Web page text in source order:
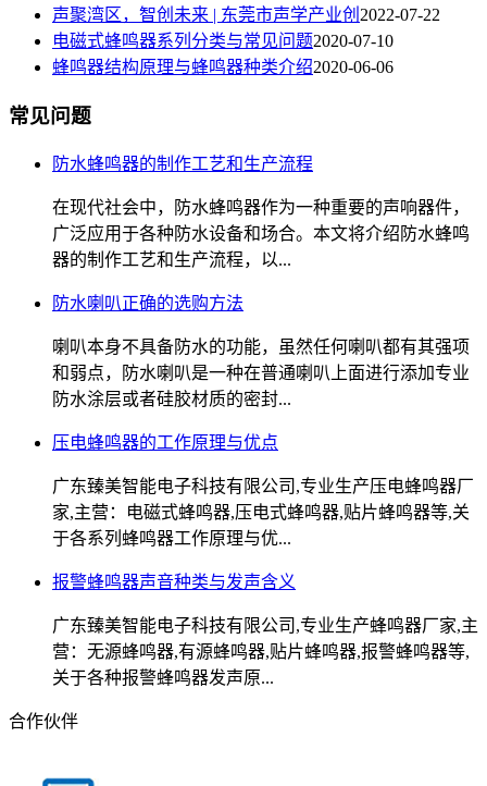
声聚湾区，智创未来 | 东莞市声学产业创 2022-07-22
电磁式蜂鸣器系列分类与常见问题2020-07-10
蜂鸣器结构原理与蜂鸣器种类介绍2020-06-06
常见问题
防水蜂鸣器的制作工艺和生产流程
在现代社会中，防水蜂鸣器作为一种重要的声响器件，
广泛应用于各种防水设备和场合。本文将介绍防水蜂鸣
器的制作工艺和生产流程，以...
防水喇叭正确的选购方法
喇叭本身不具备防水的功能，虽然任何喇叭都有其强项
和弱点，防水喇叭是一种在普通喇叭上面进行添加专业
防水涂层或者硅胶材质的密封...
压电蜂鸣器的工作原理与优点
广东臻美智能电子科技有限公司,专业生产压电蜂鸣器厂
家,主营：电磁式蜂鸣器,压电式蜂鸣器,贴片蜂鸣器等,关
于各系列蜂鸣器工作原理与优...
报警蜂鸣器声音种类与发声含义
广东臻美智能电子科技有限公司,专业生产蜂鸣器厂家,主
营：无源蜂鸣器,有源蜂鸣器,贴片蜂鸣器,报警蜂鸣器等,
关于各种报警蜂鸣器发声原...
合作伙伴